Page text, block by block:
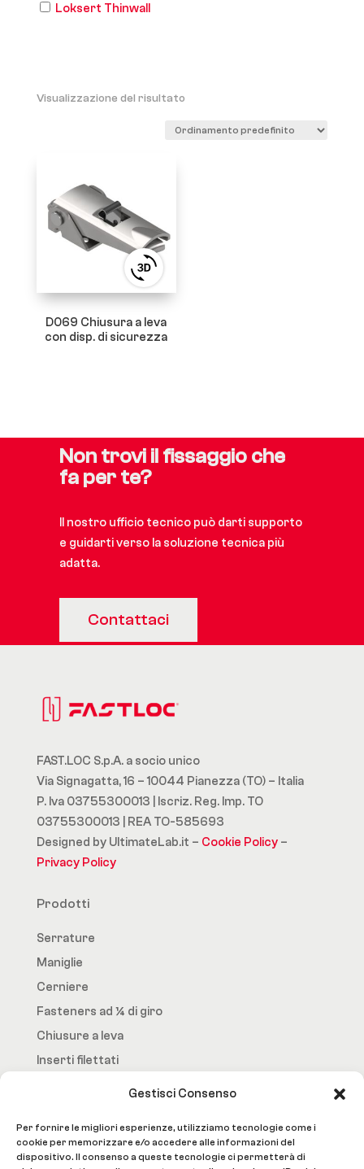
Gestisci Consenso
Per fornire le migliori esperienze, utilizziamo tecnologie come i
cookie per memorizzare e/o accedere alle informazioni del
dispositivo. Il consenso a queste tecnologie ci permetterà di
Loksert Thinwall
Visualizzazione del risultato
View
3D
product
D069 Chiusura a leva
con disp. di sicurezza
Non trovi il fissaggio che
fa per te?
Il nostro ufficio tecnico può darti supporto
e guidarti verso la soluzione tecnica più
adatta.
Contattaci
FAST.LOC S.p.A. a socio unico
Via Signagatta, 16 – 10044 Pianezza (TO) – Italia
P. Iva 03755300013 | Iscriz. Reg. Imp. TO
03755300013 | REA TO-585693
Designed by UltimateLab.it – Cookie Policy–
Privacy Policy
Prodotti
Serrature
Maniglie
Cerniere
Fasteners ad ¼ di giro
Chiusure a leva
Inserti filettati
Home Page
Azienda